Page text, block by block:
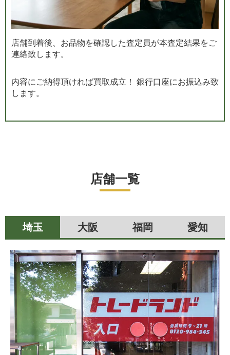
店舗到着後、お品物を確認した査定員が本査定結果をご
連絡致します。
内容にご納得頂ければ買取成立！ 銀行口座にお振込み致
します。
店舗一覧
埼玉 大阪 福岡 愛知